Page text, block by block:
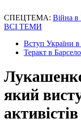
СПЕЦТЕМА: Війна в
ВСІ ТЕМИ
Вступ України
Теракт в
який
активістів